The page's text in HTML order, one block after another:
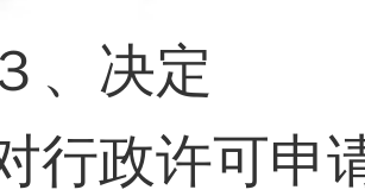
决定
行政许可申